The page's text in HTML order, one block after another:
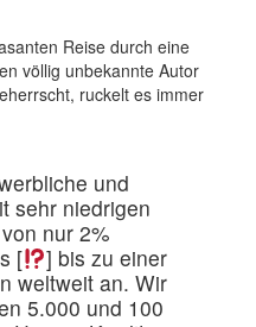
Reise durch eine
völlig unbekannte Autor
ruckelt es immer
und
sehr niedrigen
nur 2%
[
] bis zu einer
weltweit an. Wir
5.000 und 100